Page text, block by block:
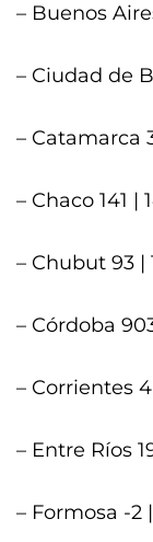
– Buenos
– Ciudad de
– Catamarca
– Chaco 141 |
– Chubut 93 |
– Córdoba
– Corrientes 4
– Entre Ríos
– Formosa -2 |